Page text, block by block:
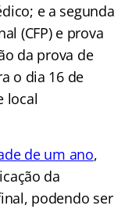
e a segunda
(CFP) e prova
da prova de
o dia 16 de
local
de um ano,
da
podendo ser